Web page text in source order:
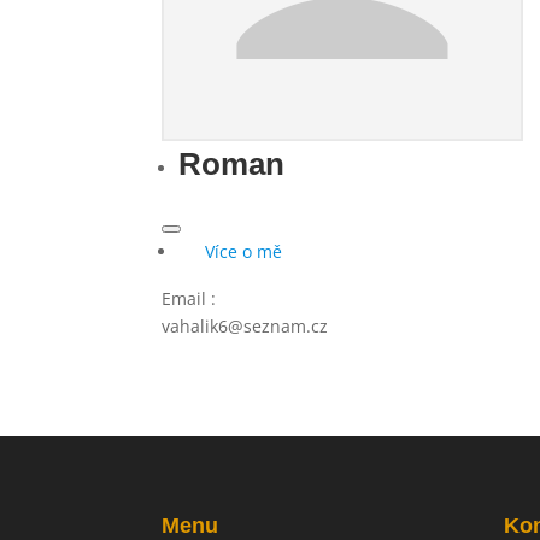
Roman
Více o mě
Email :
vahalik6@seznam.cz
Menu